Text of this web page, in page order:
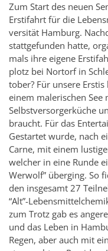
Zum Start des neuen
Er­s­ti­fahrt für die
ver­sität Ham­burg.
stattge­fun­den hatte,
mals ihre eigene
plotz bei Nor­torf in
to­ber? Für un­sere
einem ma­lerischen See
Selb­stver­sorg­erküche
braucht. Für das
Ges­tartet wurde, nach
Carne, mit einem
welcher in eine Runde
Wer­wolf” überg­ing. So
den in­s­ge­samt 27
“Alt”-
zum Trotz gab es
und das Leben in
Regen, aber auch mit